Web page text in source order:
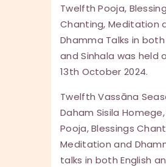
Twelfth Pooja,
Chanting, Meditation
Dhamma Talks in both
and Sinhala was held
13th October 2024.
Twelfth Vassāna
Daham Sisila
Pooja, Blessings
Meditation and
talks in both English